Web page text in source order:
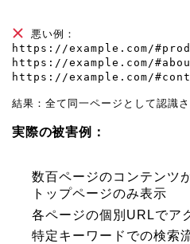
悪い例：
https://example.com/
https://example.com/
https://example.com/
結果：全て同一ページとして認識
実際の被害例：
数百ページのコンテンツ
トップページのみ表示
各ページの個別URLでア
特定キーワードでの検索